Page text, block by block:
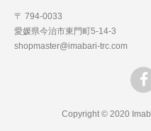
〒 794-0033
愛媛県今治市東門町5-14-3
shopmaster@imabari-trc.com
Copyright © 2020